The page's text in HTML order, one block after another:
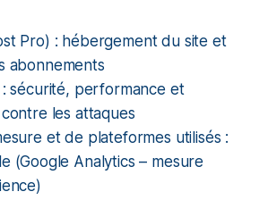
Pro) : hébergement du site et
abonnements
sécurité, performance et
les attaques
et de plateformes utilisés :
(Google Analytics – mesure